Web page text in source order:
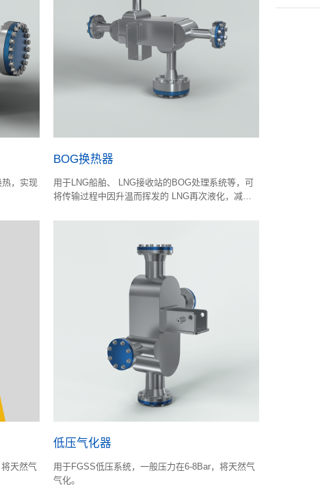
，实现
BOG换热器
用于LNG船舶、 LNG接收站的BOG处理系统等，可
将传输过程中因升温而挥发的 LNG再次液化，减少
天然气
低压气化器
用于FGSS低压系统，一般压力在6-8Bar，将天然气
气化。